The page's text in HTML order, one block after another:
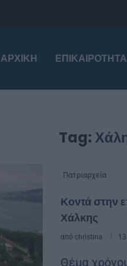
ΑΡΧΙΚΉ ΕΠΙΚΑΙΡΌΤΗΤΑ
Tag:
Πατριαρχεία
Κοντά στην
Χάλκης
από christina
Θέμα